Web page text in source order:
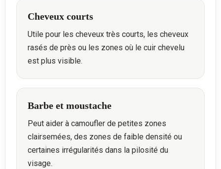
Cheveux courts
Utile pour les cheveux très courts, les cheveux
rasés de près ou les zones où le cuir chevelu
est plus visible.
Barbe et moustache
Peut aider à camoufler de petites zones
clairsemées, des zones de faible densité ou
certaines irrégularités dans la pilosité du
visage.